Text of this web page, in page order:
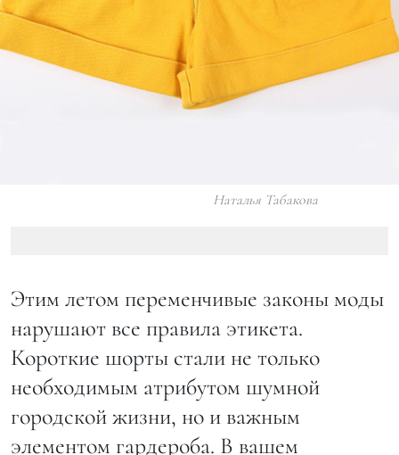
Наталья Табакова
Этим летом переменчивые законы моды
нарушают все правила этикета.
Короткие шорты стали не только
необходимым атрибутом шумной
городской жизни, но и важным
элементом гардероба. В вашем